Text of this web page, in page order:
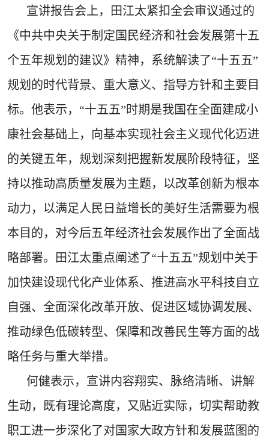
宣讲报告会上，田江太紧扣全会审议通过的
《中共中央关于制定国民经济和社会发展第十五
个五年规划的建议》精神，系统解读了“十五五”
规划的时代背景、重大意义、指导方针和主要目
标。他表示，“十五五”时期是我国在全面建成小
康社会基础上，向基本实现社会主义现代化迈进
的关键五年，规划深刻把握新发展阶段特征，坚
持以推动高质量发展为主题，以改革创新为根本
动力，以满足人民日益增长的美好生活需要为根
本目的，对今后五年经济社会发展作出了全面战
略部署。田江太重点阐述了“十五五”规划中关于
加快建设现代化产业体系、推进高水平科技自立
自强、全面深化改革开放、促进区域协调发展、
推动绿色低碳转型、保障和改善民生等方面的战
略任务与重大举措。
何健表示，宣讲内容翔实、脉络清晰、讲解
生动，既有理论高度，又贴近实际，切实帮助教
职工进一步深化了对国家大政方针和发展蓝图的